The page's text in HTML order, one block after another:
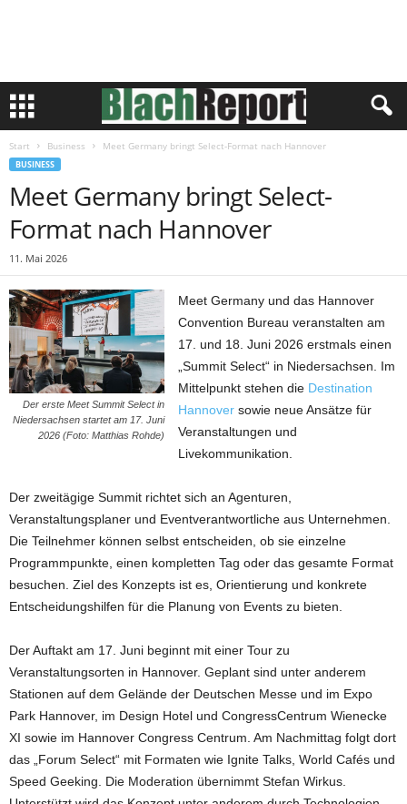
Start Business Meet Germany bringt Select-Format nach Hannover
BUSINESS
Meet Germany bringt Select-
Format nach Hannover
11. Mai 2026
Der erste Meet Summit Select in
Niedersachsen startet am 17. Juni
2026 (Foto: Matthias Rohde)
Meet Germany und das Hannover
Convention Bureau veranstalten am
17. und 18. Juni 2026 erstmals einen
„Summit Select“ in Niedersachsen. Im
Mittelpunkt stehen die Destination
Hannover sowie neue Ansätze für
Veranstaltungen und
Livekommunikation.
Der zweitägige Summit richtet sich an Agenturen,
Veranstaltungsplaner und Eventverantwortliche aus Unternehmen.
Die Teilnehmer können selbst entscheiden, ob sie einzelne
Programmpunkte, einen kompletten Tag oder das gesamte Format
besuchen. Ziel des Konzepts ist es, Orientierung und konkrete
Entscheidungshilfen für die Planung von Events zu bieten.
Der Auftakt am 17. Juni beginnt mit einer Tour zu
Veranstaltungsorten in Hannover. Geplant sind unter anderem
Stationen auf dem Gelände der Deutschen Messe und im Expo
Park Hannover, im Design Hotel und CongressCentrum Wienecke
XI sowie im Hannover Congress Centrum. Am Nachmittag folgt dort
das „Forum Select“ mit Formaten wie Ignite Talks, World Cafés und
Speed Geeking. Die Moderation übernimmt Stefan Wirkus.